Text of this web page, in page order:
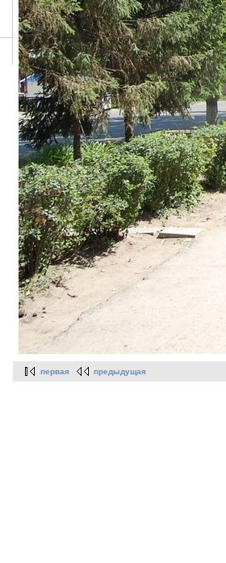
первая предыдущая